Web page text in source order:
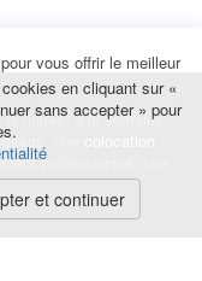
nuitée, à la semaine,
une
professionnel, une
vous offrir le meilleur
en cliquant sur «
sans accepter » pour
et continuer